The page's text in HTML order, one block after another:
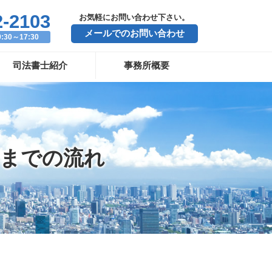
での流れ
2103
～17:30
お気軽にお問い合わせ下さい。
メールでのお問い合わせ
司法書士紹介 事務所概要